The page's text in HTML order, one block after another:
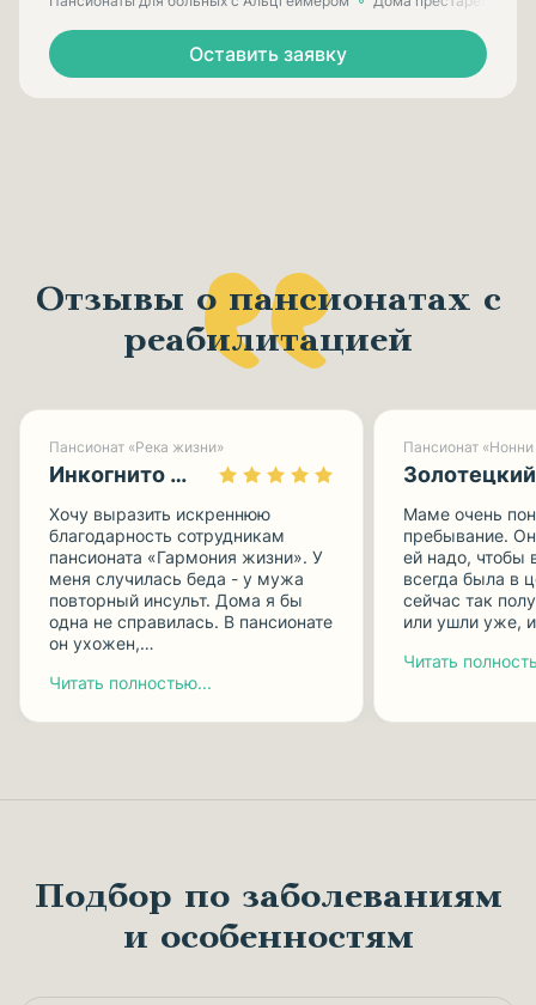
Оставить заявку
Отзывы о пансионатах с
реабилитацией
Пансионат «Река жизни»
Инкогнито 0113
Хочу выразить искреннюю
благодарность сотрудникам
пансионата «Гармония жизни». У
меня случилась беда - у мужа
повторный инсульт. Дома я бы
одна не справилась. В пансионате
он ухожен,…
Читать полностью...
Пансионат
Золотецкий
Маме очень
пребывание.
ей надо, чтобы
всегда была в
сейчас так
или ушли уже,
Читать
Подбор по заболеваниям
и особенностям